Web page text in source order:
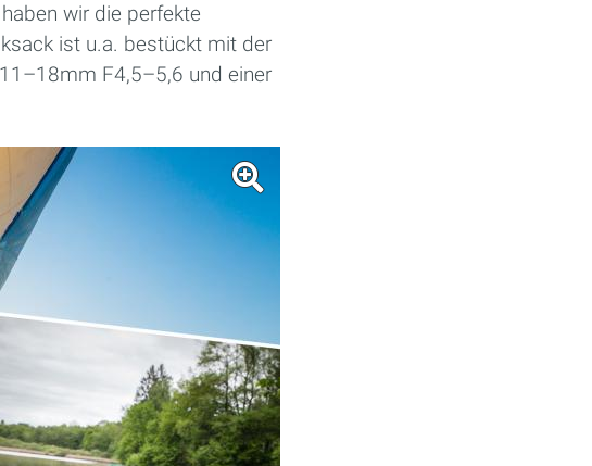
wir die perfekte
ist u.a. bestückt mit der
F4,5–5,6 und einer